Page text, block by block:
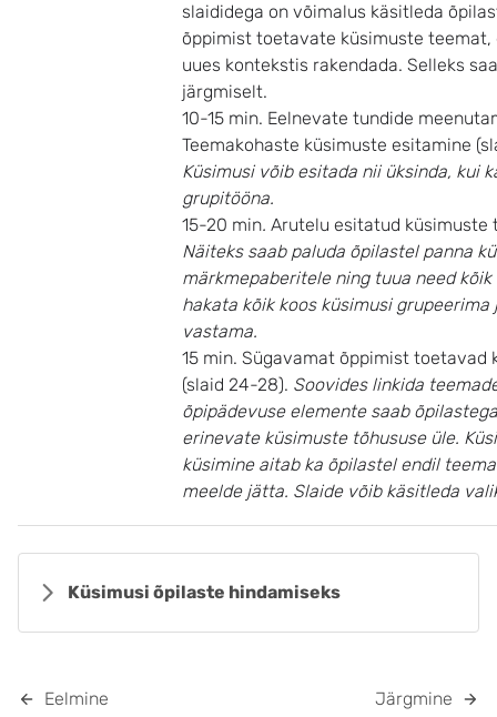
slaididega on võimalus käsitleda
õppimist toetavate küsimuste
uues kontekstis rakendada. Selleks
järgmiselt.
10-15 min. Eelnevate tundide
Teemakohaste küsimuste esitamine
Küsimusi võib esitada nii üksinda, kui
grupitööna.
15-20 min. Arutelu esitatud küsimuste
Näiteks saab paluda õpilastel panna
märkmepaberitele ning tuua need
hakata kõik koos küsimusi grupeerima
vastama.
15 min. Sügavamat õppimist toetavad
(slaid 24-28). Soovides linkida
õpipädevuse elemente saab
erinevate küsimuste tõhususe üle.
küsimine aitab ka õpilastel endil
meelde jätta. Slaide võib käsitleda
Küsimusi õpilaste hindamiseks
Eelmine Järgmine